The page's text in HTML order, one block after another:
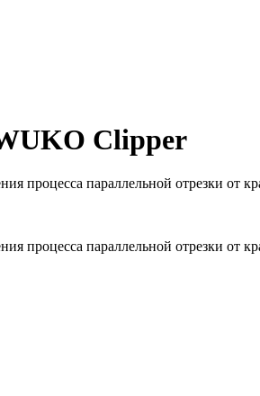
Clipper
процесса параллельной отрезки от
процесса параллельной отрезки от